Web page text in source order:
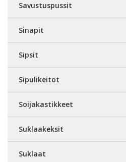
Savustuspussit
Sinapit
Sipsit
Sipulikeitot
Soijakastikkeet
Suklaakeksit
Suklaat